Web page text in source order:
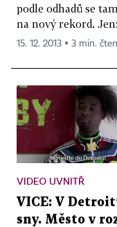
podle odhadů se
na nový rekord.
15. 12. 2013 ▪ 3 min.
VIDEO UVNITŘ
VICE: V
sny. Město v